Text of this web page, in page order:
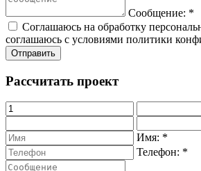
Сообщение: *
Соглашаюсь на обработку
соглашаюсь с условиями политики
Рассчитать проект
Имя: *
Телефон: *